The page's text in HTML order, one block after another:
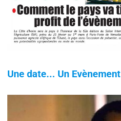
Une date... Un Evènement